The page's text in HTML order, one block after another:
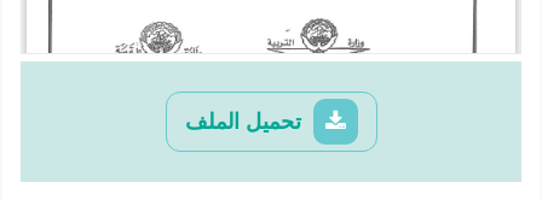
تحميل الملف